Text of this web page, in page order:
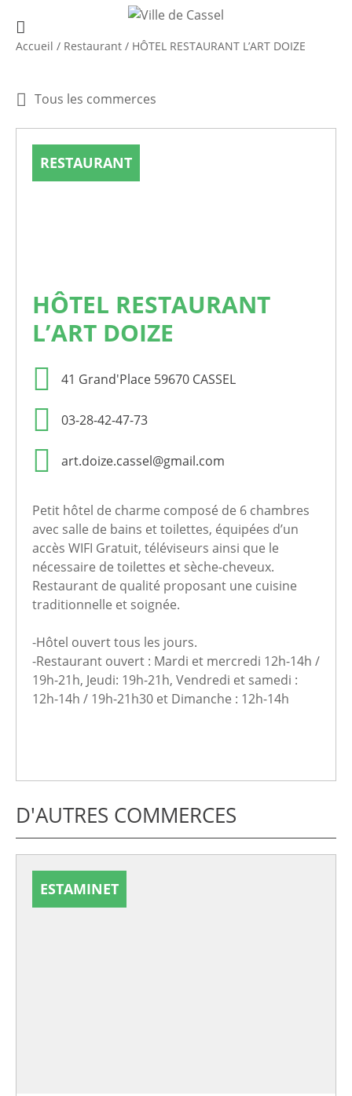
Accueil / Restaurant / HÔTEL RESTAURANT L’ART DOIZE
Tous les commerces
RESTAURANT
HÔTEL RESTAURANT
L’ART DOIZE
41 Grand'Place 59670 CASSEL
03-28-42-47-73
art.doize.cassel@gmail.com
Petit hôtel de charme composé de 6 chambres
avec salle de bains et toilettes, équipées d’un
accès WIFI Gratuit, téléviseurs ainsi que le
nécessaire de toilettes et sèche-cheveux.
Restaurant de qualité proposant une cuisine
traditionnelle et soignée.
-Hôtel ouvert tous les jours.
-Restaurant ouvert : Mardi et mercredi 12h-14h /
19h-21h, Jeudi: 19h-21h, Vendredi et samedi :
12h-14h / 19h-21h30 et Dimanche : 12h-14h
D'AUTRES COMMERCES
ESTAMINET